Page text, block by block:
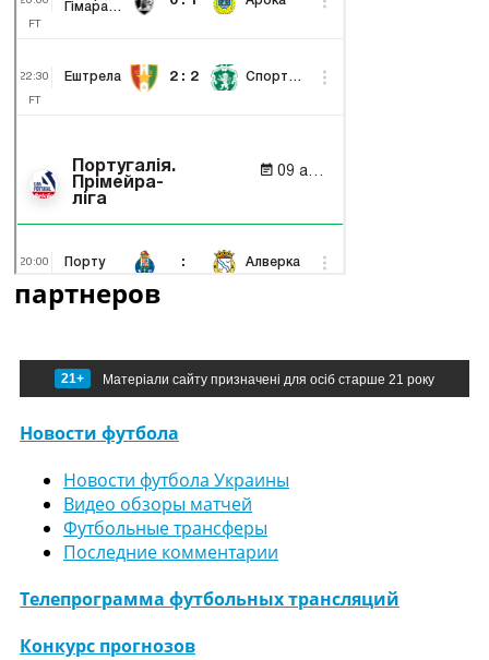
партнеров
21+ Матеріали сайту призначені для осіб старше 21 року
Новости футбола
Новости футбола Украины
Видео обзоры матчей
Футбольные трансферы
Последние комментарии
Телепрограмма футбольных трансляций
Конкурс прогнозов